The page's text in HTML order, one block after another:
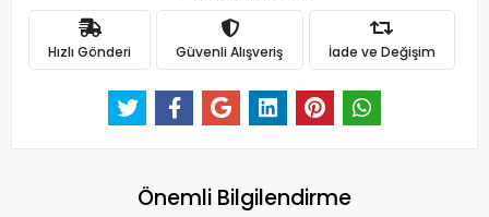
Hızlı Gönderi Güvenli Alışveriş İade ve Değişim
Önemli Bilgilendirme